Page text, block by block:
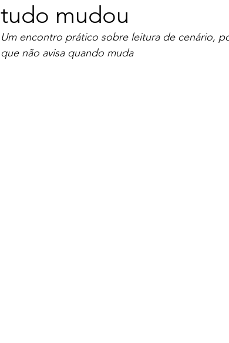
tudo mudou
Um encontro prático sobre leitura de cenário,
que não avisa quando muda